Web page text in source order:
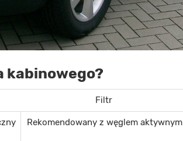
kabinowego?
Filtr
Rekomendowany z węglem aktywnym